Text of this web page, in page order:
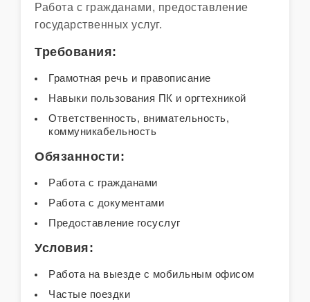
Работа с гражданами, предоставление
государственных услуг.
Требования:
Грамотная речь и правописание
Навыки пользования ПК и оргтехникой
Ответственность, внимательность,
коммуникабельность
Обязанности:
Работа с гражданами
Работа с документами
Предоставление госуслуг
Условия:
Работа на выезде с мобильным офисом
Частые поездки